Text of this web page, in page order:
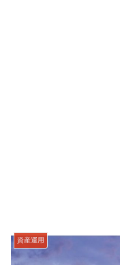
資産運用